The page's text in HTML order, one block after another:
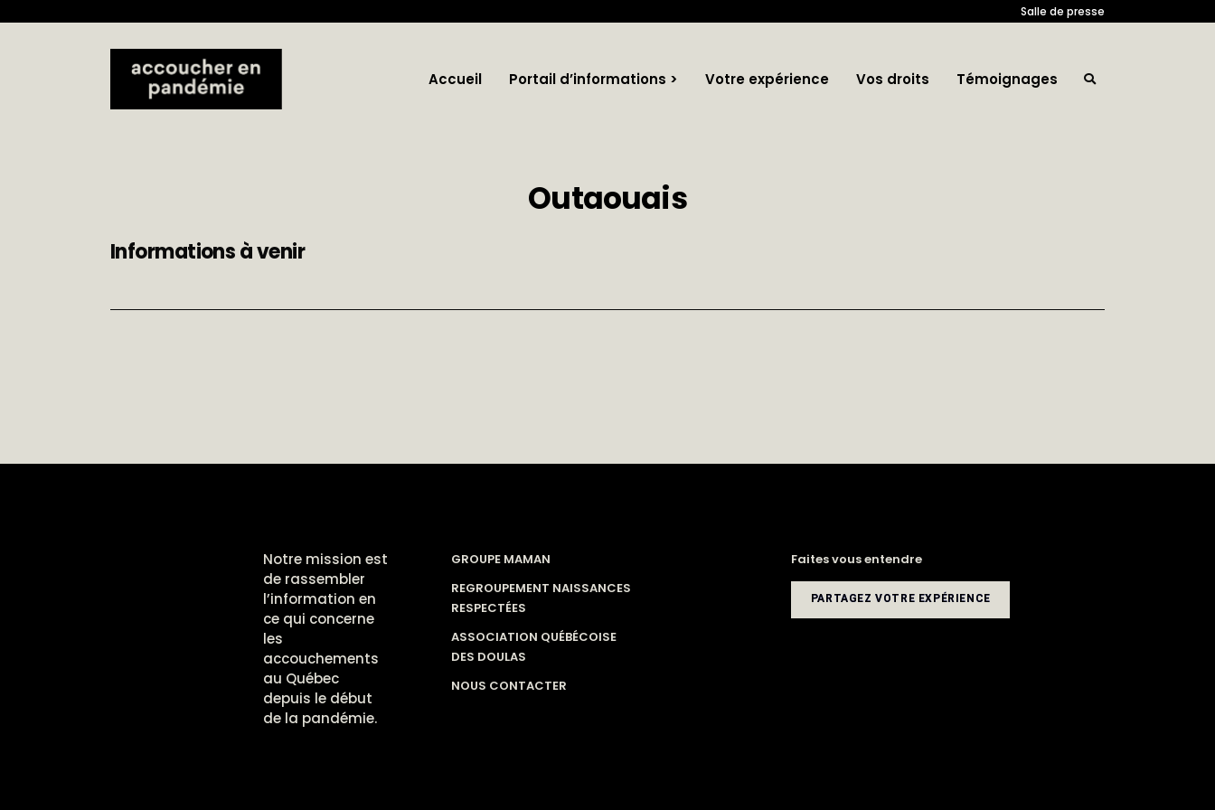
Salle de presse
Accueil Portail d’informations > Votre expérience Vos droits Témoignages
Outaouais
Informations à venir
Notre mission est
de rassembler
l’information en
ce qui concerne
les
accouchements
au Québec
depuis le début
de la pandémie.
GROUPE MAMAN
REGROUPEMENT NAISSANCES
RESPECTÉES
ASSOCIATION QUÉBÉCOISE
DES DOULAS
NOUS CONTACTER
Faites vous entendre
PARTAGEZ VOTRE EXPÉRIENCE